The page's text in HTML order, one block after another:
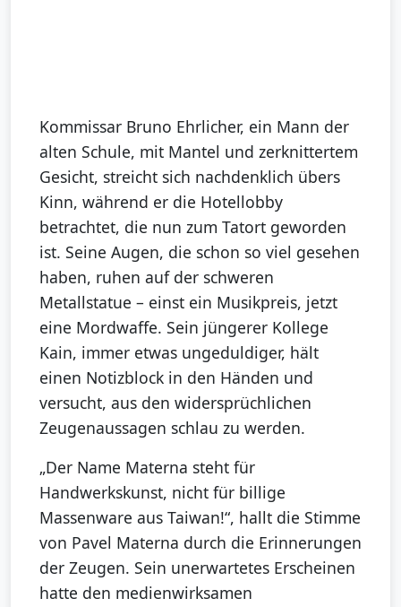
Kommissar Bruno Ehrlicher, ein Mann der
alten Schule, mit Mantel und zerknittertem
Gesicht, streicht sich nachdenklich übers
Kinn, während er die Hotellobby
betrachtet, die nun zum Tatort geworden
ist. Seine Augen, die schon so viel gesehen
haben, ruhen auf der schweren
Metallstatue – einst ein Musikpreis, jetzt
eine Mordwaffe. Sein jüngerer Kollege
Kain, immer etwas ungeduldiger, hält
einen Notizblock in den Händen und
versucht, aus den widersprüchlichen
Zeugenaussagen schlau zu werden.
„Der Name Materna steht für
Handwerkskunst, nicht für billige
Massenware aus Taiwan!“, hallt die Stimme
von Pavel Materna durch die Erinnerungen
der Zeugen. Sein unerwartetes Erscheinen
hatte den medienwirksamen